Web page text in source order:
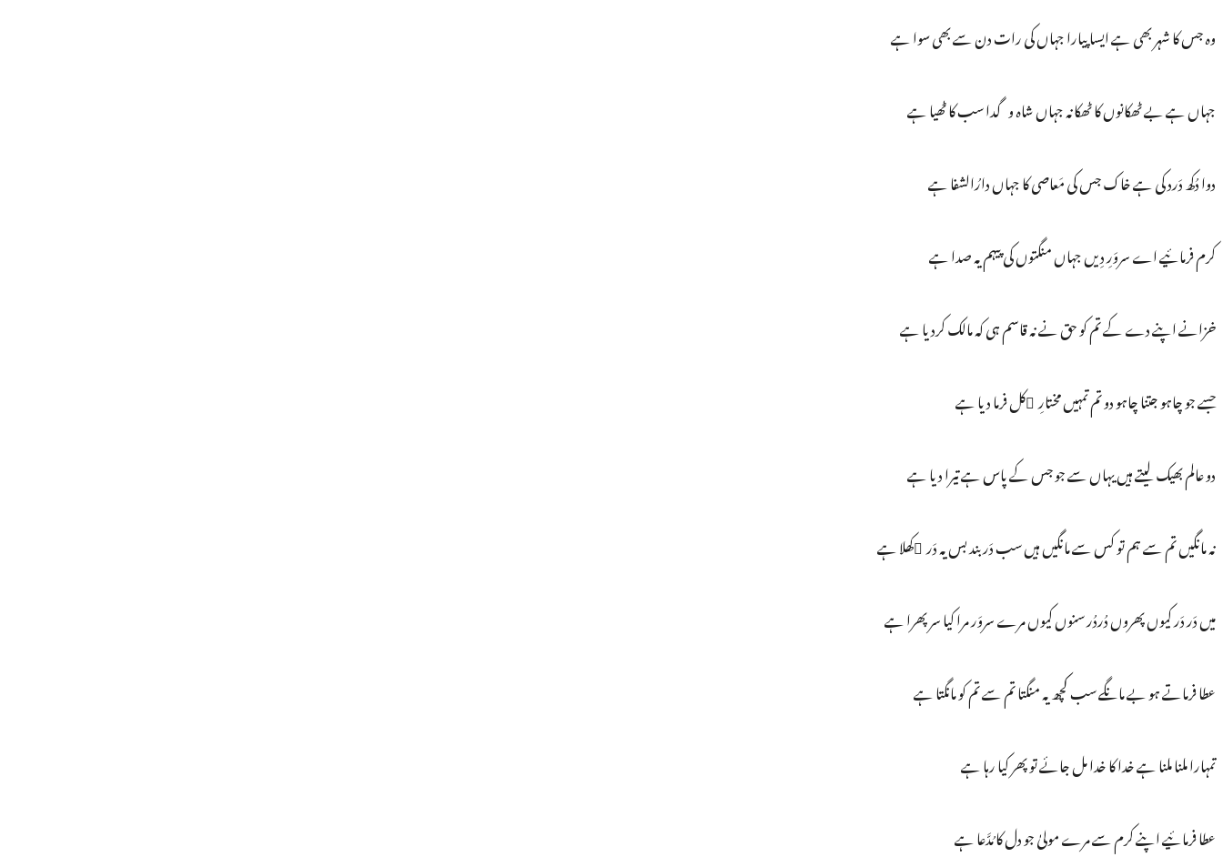
وہ جس کا شہر بھی ہے ایسا پیارا جہاں کی رات دن سے بھی سوا ہے
جہاں ہے بے ٹھکانوں کا ٹھکانہ جہاں شاہ و گدا سب کا ٹھیا ہے
دوا دُکھ دَرد کی ہے خاک جس کی مَعاصی کا جہاں دارُالشفا ہے
کرم فرمائیے اے سروَرِ دِیں جہاں منگتوں کی پیہم یہ صدا ہے
خزانے اپنے دے کے تم کو حق نے نہ قاسم ہی کہ مالک کردیا ہے
جسے جو چاہو جتنا چاہو دو تم تمہیں مختارِ ُکل فرما دیا ہے
دو عالم بھیک لیتے ہیں یہاں سے جو جس کے پاس ہے تیرا دیا ہے
نہ مانگیں تم سے ہم تو کس سے مانگیں ہیں سب دَر بند بس یہ دَر ُکھلا ہے
میں دَر دَر کیوں پھروں دُردُر سنوں کیوں مرے سروَر مرا کیا سر پھرا ہے
عطا فرماتے ہو بے مانگے سب کچھ یہ منگتا تم سے تم کو مانگتا ہے
تمہارا ملنا ملنا ہے خدا کا خدا مل جائے تو پھر کیا رہا ہے
عطا فرمائیے اپنے کرم سے مرے مولیٰ جو دل کا مُدَّعا ہے